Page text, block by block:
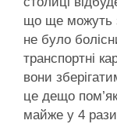
що ще можуть
не було
транспортні
вони
це дещо
майже у 4